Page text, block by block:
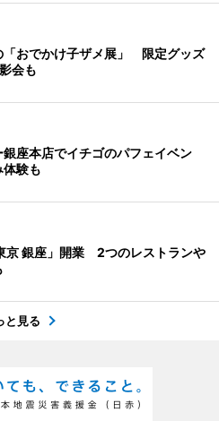
「おでかけ子ザメ展」 限定グッズ
会も
座本店でイチゴのパフェイベン
験も
京 銀座」開業 2つのレストランや
と見る